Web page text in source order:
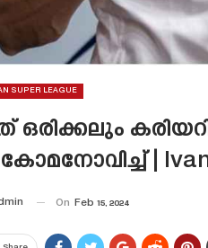
SUPER LEAGUE
ഒരിക്കലും
| Ivan
On Feb 15, 2024